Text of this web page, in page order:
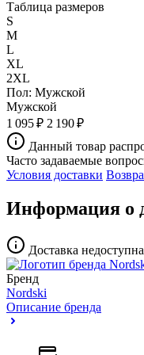
Таблица размеров
S
M
L
XL
2XL
Пол: Мужской
Мужской
1 095 ₽ 2 190 ₽
Данный товар
Часто задаваемые
Условия доставки
Информация о
Доставка недоступна
Бренд
Nordski
Описание бренда